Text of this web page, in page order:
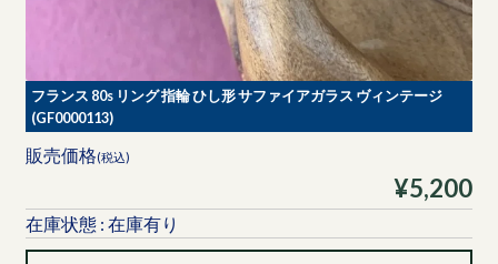
フランス 80s リング 指輪 ひし形 サファイアガラス ヴィンテージ
(GF0000113)
販売価格(税込)
¥5,200
在庫状態 : 在庫有り